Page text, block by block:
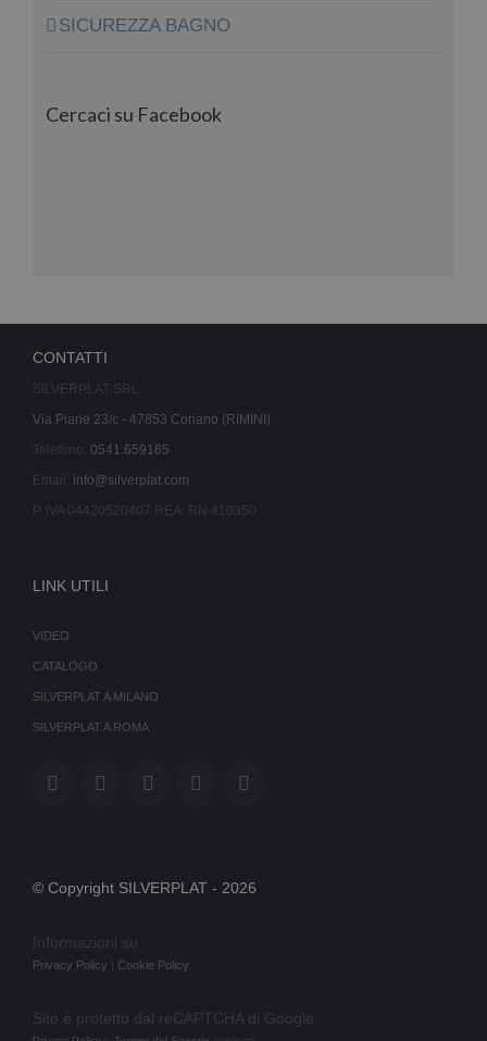
SICUREZZA BAGNO
Cercaci su Facebook
CONTATTI
SILVERPLAT SRL
Via Piane 23/c - 47853 Coriano (RIMINI)
Telefono: 0541.659165
Email: info@silverplat.com
P. IVA 04420520407 REA: RN 410350
LINK UTILI
VIDEO
CATALOGO
SILVERPLAT A MILANO
SILVERPLAT A ROMA
© Copyright SILVERPLAT - 2026
Informazioni su
Privacy Policy Cookie Policy
Sito è protetto dal reCAPTCHA di Google: